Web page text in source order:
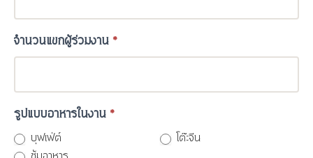
จำนวนแขกผู้ร่วมงาน *
รูปแบบอาหารในงาน *
บุฟเฟ่ต์
โต๊ะจีน